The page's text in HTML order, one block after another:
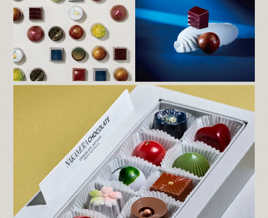
2025.10.1
【オンラインショップ再開のお知らせ】
日頃より Nakamura Chocolate をご愛顧い
ただき誠にありがとうございます。
長らくお待たせしておりましたオンラインシ
ョップを、本日より再開いたしました。
今後とも Nakamura Chocolate をよろしく
お願い申し上げます。
【オンラインショップ 一時休止のお知ら
日頃より Nakamura Chocolate をご愛顧い
ただき誠にありがとうございます。
この度、サイトリニューアルに向けまして、
通販サイトでの販売を当面の期間休止させて
いただきます。
通販サイト再開につきましては改めましてご
報告をさせていただきます。
ご不便をおかけしますが何卒よろしくお願い
申し上げます。